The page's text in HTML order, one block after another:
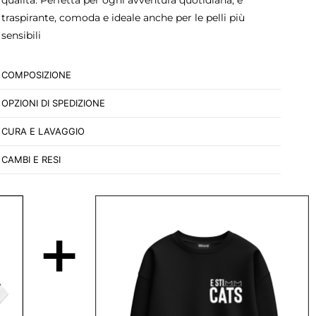
traspirante, comoda e ideale anche per le pelli più
sensibili
COMPOSIZIONE
OPZIONI DI SPEDIZIONE
CURA E LAVAGGIO
CAMBI E RESI
+